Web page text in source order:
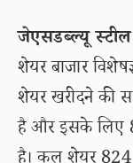
जेएसडब्ल्यू
शेयर बाजार
शेयर खरीदने की
है और इसके लिए